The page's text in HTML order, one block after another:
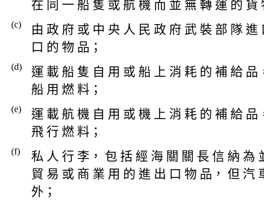
在 同 一 船 隻 或 航 機 而 並 無 轉 運 的 貨
(c)
由 政 府 或 中 央 人 民 政 府 武 裝 部 隊 進
口 的 物 品；
(d)
運 載 船 隻 自 用 或 船 上 消 耗 的 補 給 品
船 用 燃 料；
(e)
運 載 航 機 自 用 或 機 上 消 耗 的 補 給 品
飛 行 燃 料；
(f)
私 人 行 李， 包 括 經 海 關 關 長 信 納 為
貿 易 或 商 業 用 的 進 出 口 物 品， 但 汽
外；